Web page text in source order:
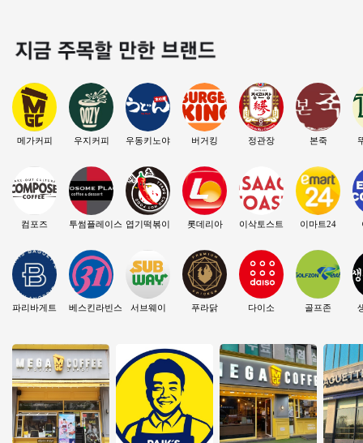
메가커피
컴포즈
파리바게트
우지커피
투썸플레이스
베스킨라빈스
우동키노야
엽기떡볶이
서브웨이
버거킹
롯데리아
푸라닭
정관장
이삭토스트
다이소
본죽
이마트24
골프존